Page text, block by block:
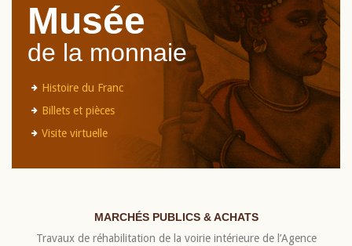
Musée
de la monnaie
Histoire du Franc
Billets et pièces
Visite virtuelle
MARCHÉS PUBLICS & ACHATS
Travaux de réhabilitation de la voirie intérieure de l’Agence